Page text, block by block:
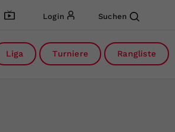
Login Suchen
Liga Turniere Rangliste